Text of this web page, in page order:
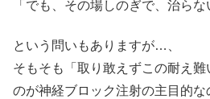
「でも、その場しのぎで、治ら
という問いもありますが…、
そもそも「取り敢えずこの耐え難
のが神経ブロック注射の主目的